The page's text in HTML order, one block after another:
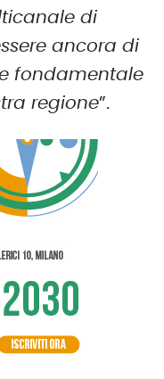
di
ancora di
fondamentale
regione”.